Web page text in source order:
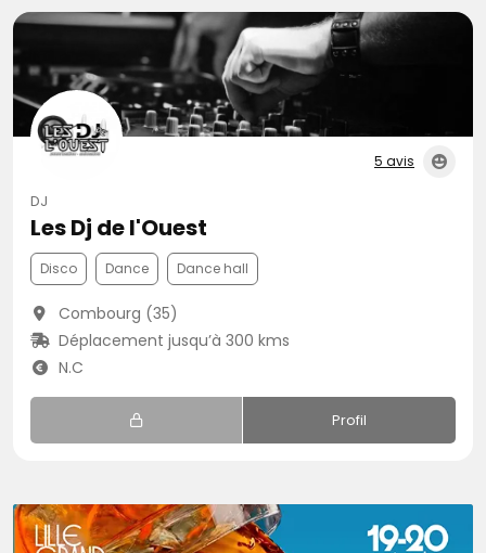
5 avis
DJ
Les Dj de l'Ouest
Disco Dance Dance hall
Combourg (35)
Déplacement jusqu’à 300 kms
N.C
Profil